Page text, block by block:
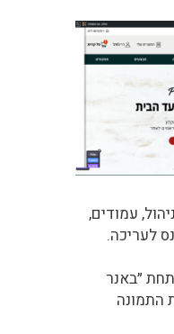
עמודים,
לעריכה.
שם תחת ״באנר
התמונה